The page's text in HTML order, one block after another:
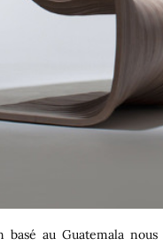
basé au Guatemala